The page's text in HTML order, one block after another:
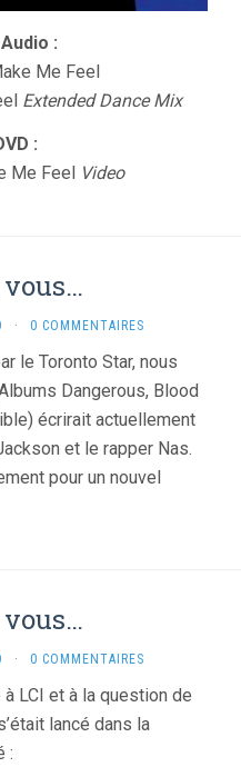
:
Me Feel
Extended Dance Mix
:
Me Feel Video
· 0 COMMENTAIRES
le Toronto Star, nous
Dangerous, Blood
écrirait actuellement
et le rapper Nas.
pour un nouvel
· 0 COMMENTAIRES
LCI et à la question de
lancé dans la
: